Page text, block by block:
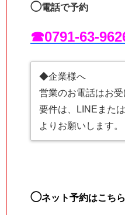
◯電話で予約
☎︎0791-63-
◆企業様へ
営業のお電話はお受
要件は、LINEまた
よりお願いします。
◯ネット予約はこちら